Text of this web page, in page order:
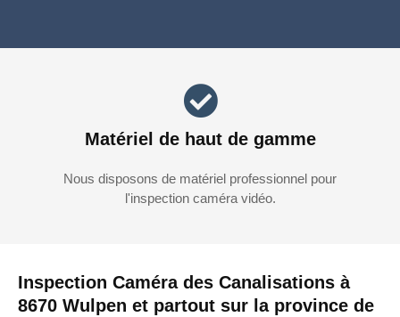
Inspection Caméra des Canalisations à
8670 Wulpen et partout sur la province de
Matériel de haut de gamme
Nous disposons de matériel professionnel pour
l'inspection caméra vidéo.